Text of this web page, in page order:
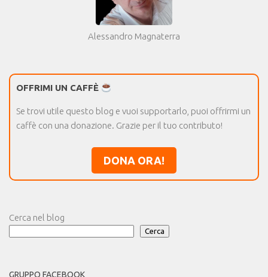
Alessandro Magnaterra
OFFRIMI UN CAFFÈ
Se trovi utile questo blog e vuoi supportarlo, puoi offrirmi un
caffè con una donazione. Grazie per il tuo contributo!
DONA ORA!
Cerca nel blog
Cerca
GRUPPO FACEBOOK